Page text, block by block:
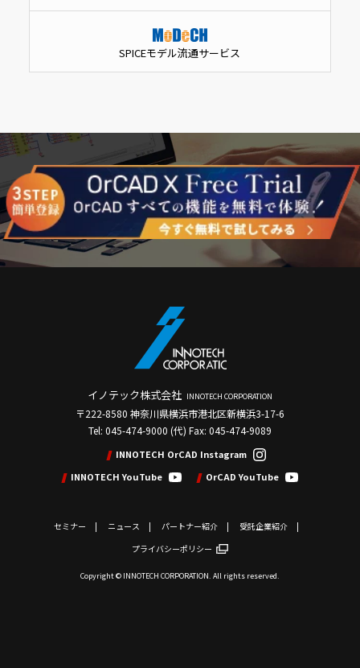
SPICEモデル流通サービス
イノテック株式会社 INNOTECH CORPORATION
〒222-8580 神奈川県横浜市港北区新横浜3-17-6
Tel: 045-474-9000 (代) Fax: 045-474-9089
INNOTECH OrCAD Instagram
INNOTECH YouTube
OrCAD YouTube
セミナー ニュース パートナー紹介
受託企業紹介
プライバシーポリシー
Copyright © INNOTECH CORPORATION. All rights reserved.